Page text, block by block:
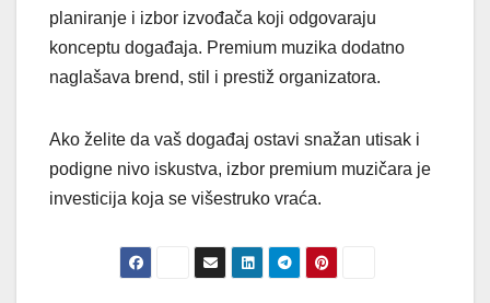
planiranje i izbor izvođača koji odgovaraju
konceptu događaja. Premium muzika dodatno
naglašava brend, stil i prestiž organizatora.
Ako želite da vaš događaj ostavi snažan utisak i
podigne nivo iskustva, izbor premium muzičara je
investicija koja se višestruko vraća.